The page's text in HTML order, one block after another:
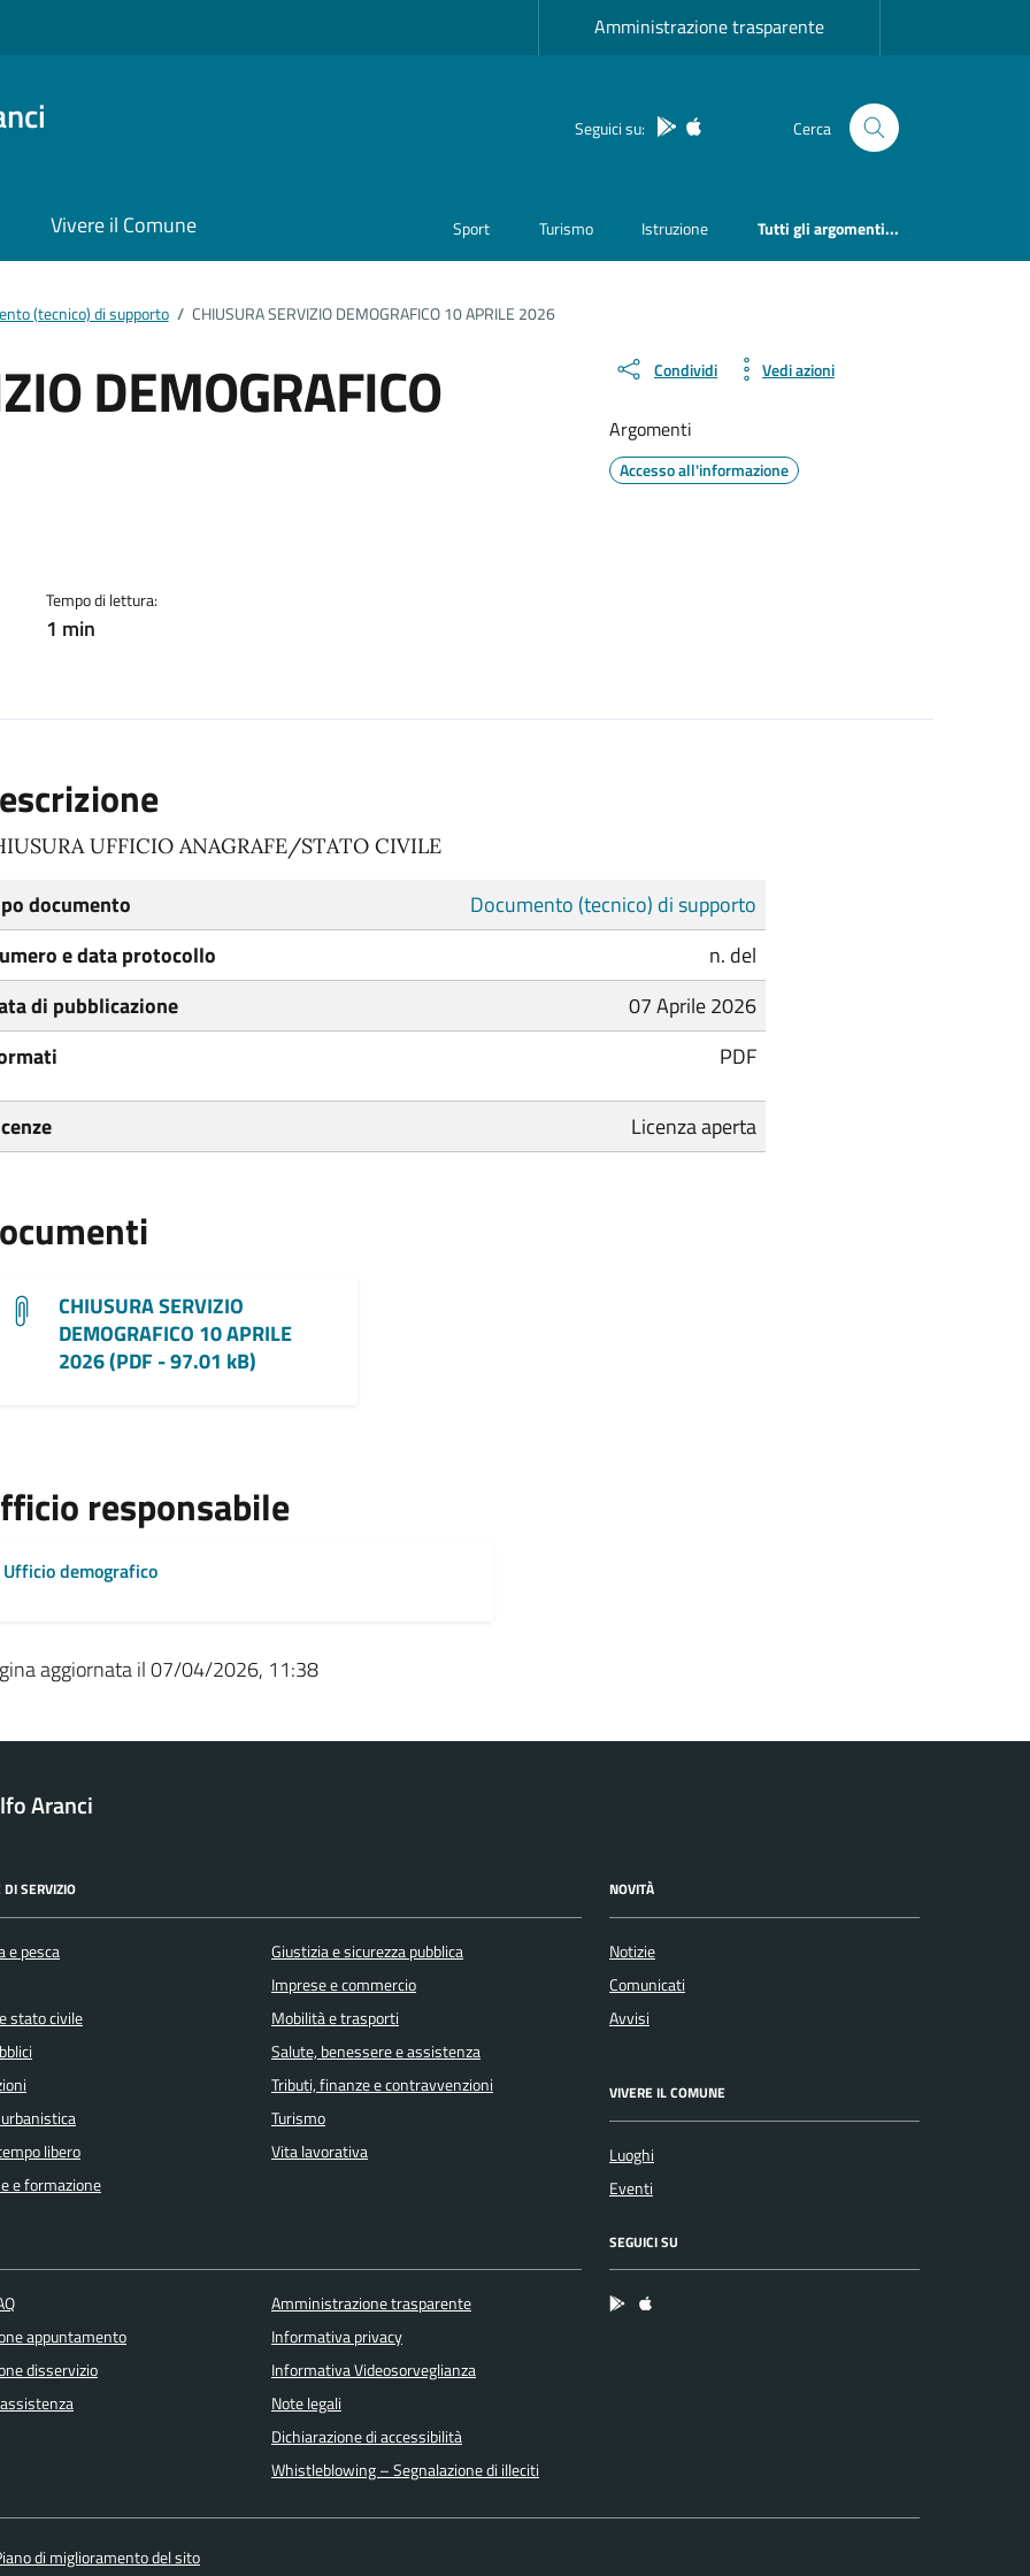
Amministrazione trasparente
Seguici su: App Android
App IOS Cerca
Vivere il Comune Sport Turismo Istruzione Tutti gli argomenti...
(tecnico) di supporto / CHIUSURA SERVIZIO DEMOGRAFICO 10 APRILE 2026
DEMOGRAFICO
Tempo di lettura:
1 min
Condividi Vedi azioni
Argomenti
Accesso all'informazione
UFFICIO ANAGRAFE/STATO CIVILE
documento
Documento (tecnico) di supporto
e data protocollo
n. del
di pubblicazione
07 Aprile 2026
PDF
Licenza aperta
CHIUSURA SERVIZIO
DEMOGRAFICO 10 APRILE
2026 (PDF - 97.01 kB)
responsabile
Ufficio demografico
aggiornata il 07/04/2026, 11:38
Aranci
DI SERVIZIO
e pesca
stato civile
libero
e formazione
Giustizia e sicurezza pubblica
Imprese e commercio
Mobilità e trasporti
Salute, benessere e assistenza
Tributi, finanze e contravvenzioni
Turismo
Vita lavorativa
NOVITÀ
Notizie
Comunicati
Avvisi
VIVERE IL COMUNE
Luoghi
Eventi
appuntamento
disservizio
Amministrazione trasparente
Informativa privacy
Informativa Videosorveglianza
Note legali
Dichiarazione di accessibilità
Whistleblowing – Segnalazione di illeciti
SEGUICI SU
App Android
App IOS
di miglioramento del sito